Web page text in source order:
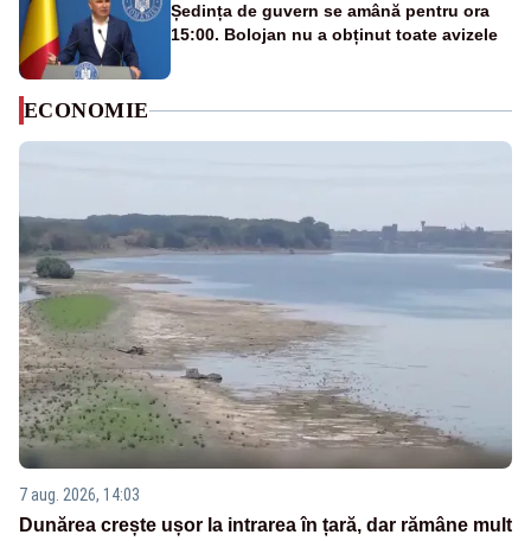
Ședința de guvern se amână pentru ora
15:00. Bolojan nu a obținut toate avizele
ECONOMIE
7 aug. 2026, 14:03
Dunărea crește ușor la intrarea în țară, dar rămâne mult